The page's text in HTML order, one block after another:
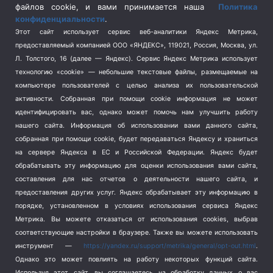
Спецоперация на Украине
(404)
Спорт (740)
Терроризм (1)
Транспорт (262)
Туризм (178)
Школа и спорт (2)
Экология (8)
Экономика (1172)
файлов cookie, и вами принимается наша Политика
конфиденциальности.
Этот сайт использует сервис веб-аналитики Яндекс Метрика,
предоставляемый компанией ООО «ЯНДЕКС», 119021, Россия, Москва, ул.
Л. Толстого, 16 (далее — Яндекс). Сервис Яндекс Метрика использует
технологию «cookie» — небольшие текстовые файлы, размещаемые на
компьютере пользователей с целью анализа их пользовательской
активности.
Собранная при помощи cookie информация не может
идентифицировать вас, однако может помочь нам улучшить работу
нашего сайта. Информация об использовании вами данного сайта,
собранная при помощи cookie, будет передаваться Яндексу и храниться
на сервере Яндекса в ЕС и Российской Федерации. Яндекс будет
обрабатывать эту информацию для оценки использования вами сайта,
составления для нас отчетов о деятельности нашего сайта, и
предоставления других услуг. Яндекс обрабатывает эту информацию в
порядке, установленном в условиях использования сервиса Яндекс
Метрика.
Вы можете отказаться от использования cookies, выбрав
соответствующие настройки в браузере. Также вы можете использовать
инструмент — https://yandex.ru/support/metrika/general/opt-out.html.
Однако это может повлиять на работу некоторых функций сайта.